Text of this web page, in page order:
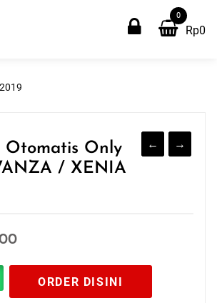
0
Rp0
← →
Otomatis Only
/ XENIA
Current
ORDER DISINI